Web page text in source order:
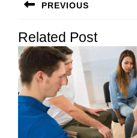
по
записям
PREVIOUS
запись:
Related Post